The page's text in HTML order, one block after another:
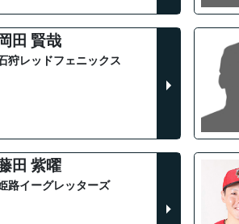
岡田 賢哉
狩レッドフェニックス
田 紫曜
路イーグレッターズ